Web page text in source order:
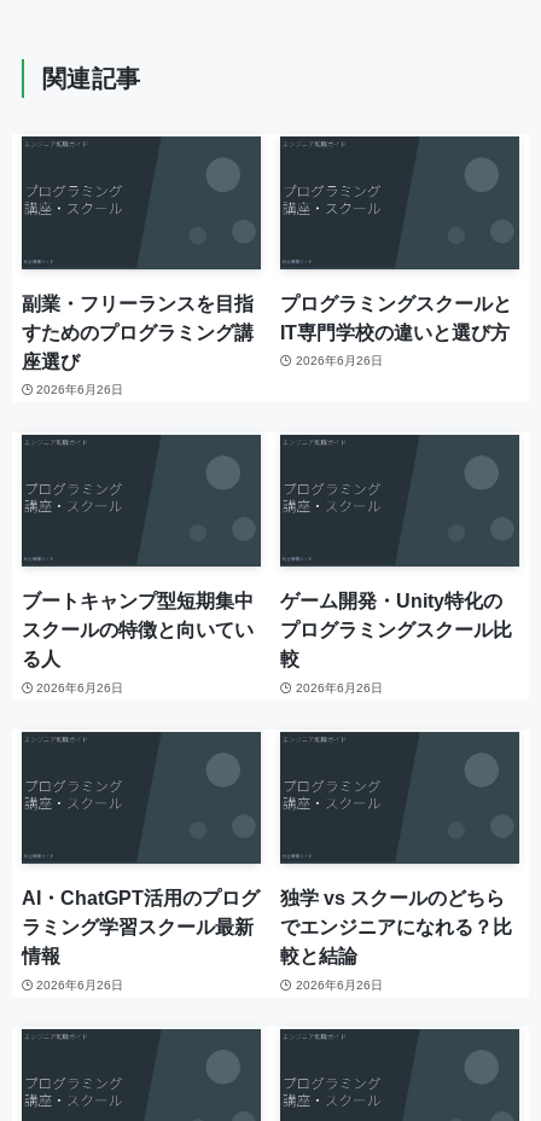
関連記事
副業・フリーランスを目指
すためのプログラミング講
座選び
2026年6月26日
プログラミングスクールと
IT専門学校の違いと選び方
2026年6月26日
ブートキャンプ型短期集中
スクールの特徴と向いてい
る人
2026年6月26日
ゲーム開発・Unity特化の
プログラミングスクール比
較
2026年6月26日
AI・ChatGPT活用のプログ
ラミング学習スクール最新
情報
2026年6月26日
独学 vs スクールのどちら
でエンジニアになれる？比
較と結論
2026年6月26日